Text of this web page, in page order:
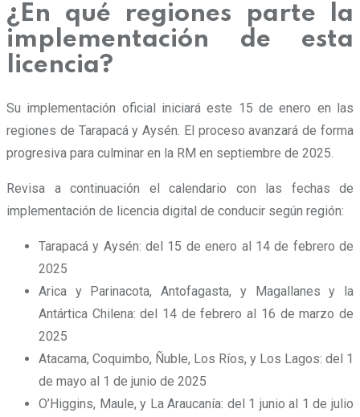
¿En qué regiones parte la
implementación de esta
licencia?
Su implementación oficial iniciará este 15 de enero en las
regiones de Tarapacá y Aysén. El proceso avanzará de forma
progresiva para culminar en la RM en septiembre de 2025.
Revisa a continuación el calendario con las fechas de
implementación de licencia digital de conducir según región:
Tarapacá y Aysén: del 15 de enero al 14 de febrero de
2025
Arica y Parinacota, Antofagasta, y Magallanes y la
Antártica Chilena: del 14 de febrero al 16 de marzo de
2025
Atacama, Coquimbo, Ñuble, Los Ríos, y Los Lagos: del 1
de mayo al 1 de junio de 2025
O’Higgins, Maule, y La Araucanía: del 1 junio al 1 de julio